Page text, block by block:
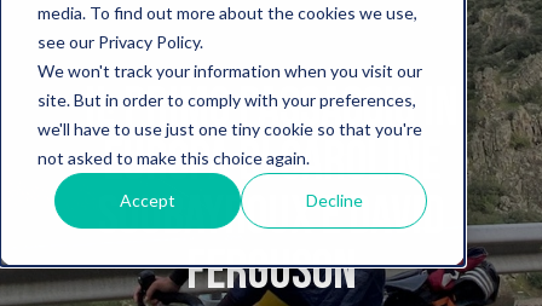
media. To find out more about the cookies we use,
see our Privacy Policy.
We won't track your information when you visit our
site. But in order to comply with your preferences,
we'll have to use just one tiny cookie so that you're
not asked to make this choice again.
Accept Decline
Il primo passaggio in
Europa di Caroline
Soubayroux e David
Ferguson